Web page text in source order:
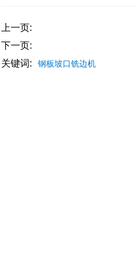
上一页:
下一页:
关键词:
钢板坡口铣边机